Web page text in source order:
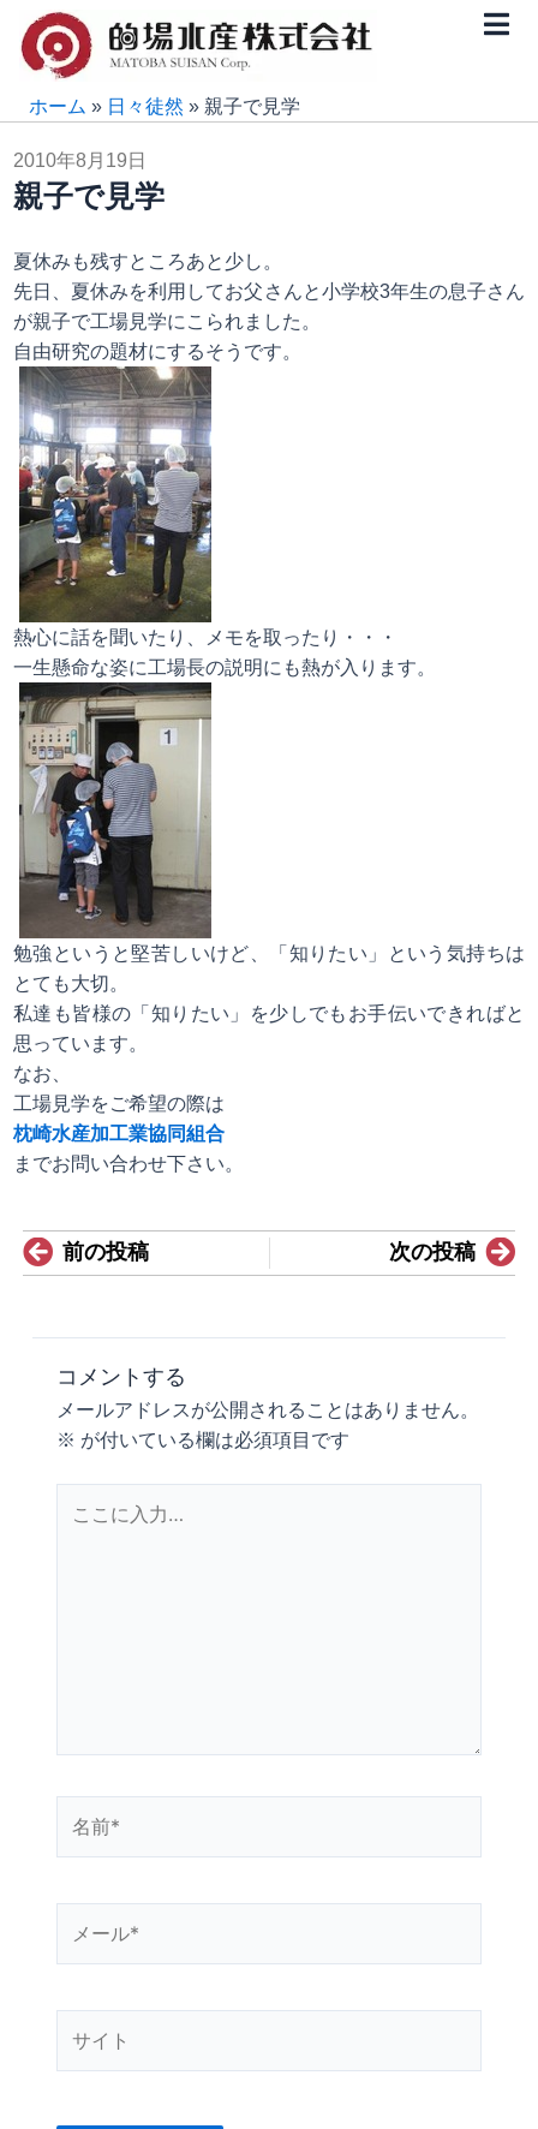
ッ
プ
ホーム » 日々徒然 » 親子で見学
2010年8月19日
親子で見学
夏休みも残すところあと少し。
先日、夏休みを利用してお父さんと小学校3年生の息子さん
が親子で工場見学にこられました。
自由研究の題材にするそうです。
熱心に話を聞いたり、メモを取ったり・・・
一生懸命な姿に工場長の説明にも熱が入ります。
勉強というと堅苦しいけど、「知りたい」という気持ちは
とても大切。
私達も皆様の「知りたい」を少しでもお手伝いできればと
思っています。
なお、
工場見学をご希望の際は
枕崎水産加工業協同組合
までお問い合わせ下さい。
Prev
前の投稿 次の投稿
コメントする
メールアドレスが公開されることはありません。
※ が付いている欄は必須項目です
*